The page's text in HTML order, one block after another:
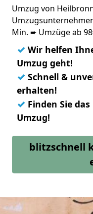
Umzug von
Min. ➨ Umzüge ab
✓ Wir helfen
Umzug geht!
✓ Schnell &
erhalten!
✓ Finden Sie
Umzug!
blitzschnell